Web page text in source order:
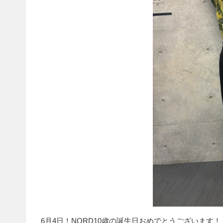
6月4日！NORD10歳の誕生日おめでとうございます！